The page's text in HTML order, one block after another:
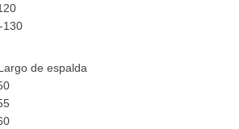
130
de espalda